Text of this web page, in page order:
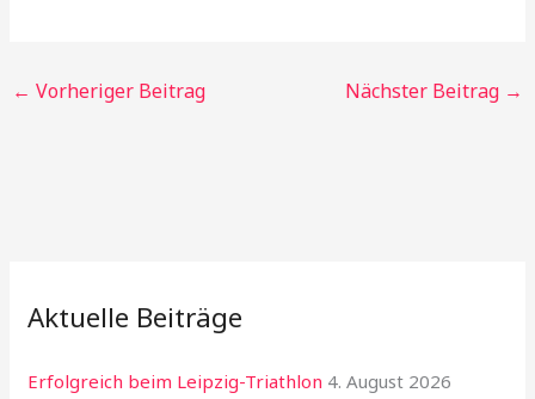
← Vorheriger Beitrag Nächster Beitrag →
Aktuelle Beiträge
Erfolgreich beim Leipzig-Triathlon 4. August 2026